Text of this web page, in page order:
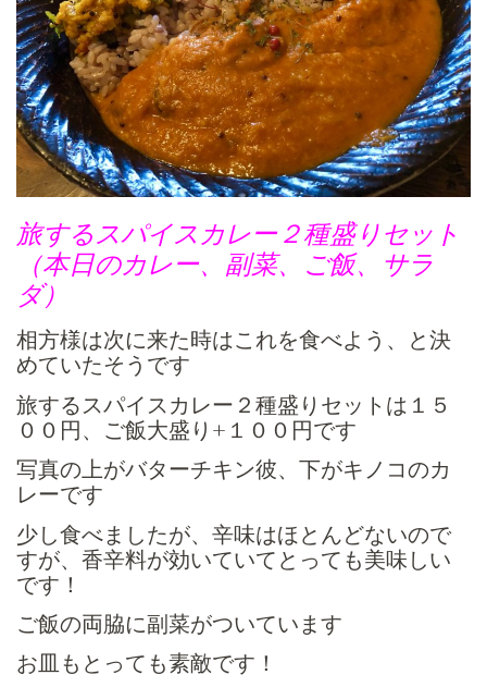
旅するスパイスカレー２種盛りセット
（本日のカレー、副菜、ご飯、サラ
ダ）
相方様は次に来た時はこれを食べよう、と決
めていたそうです
旅するスパイスカレー２種盛りセットは１５
００円、ご飯大盛り+１００円です
写真の上がバターチキン彼、下がキノコのカ
レーです
少し食べましたが、辛味はほとんどないので
すが、香辛料が効いていてとっても美味しい
です！
ご飯の両脇に副菜がついています
お皿もとっても素敵です！